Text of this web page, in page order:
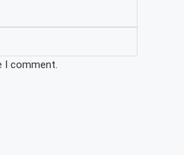
I comment.